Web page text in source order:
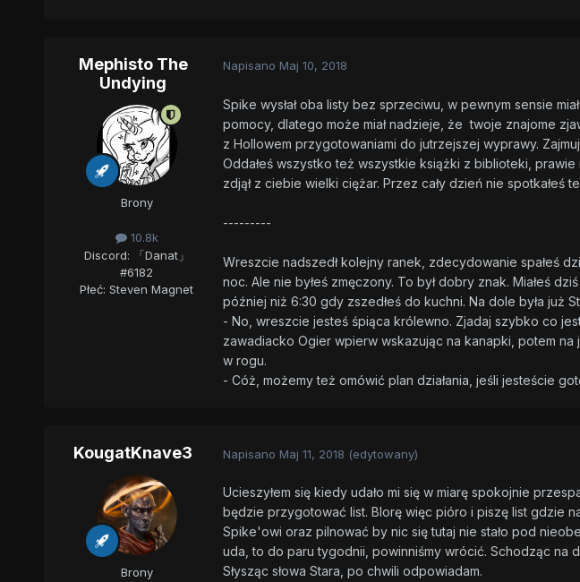
Mephisto The
Undying
Brony
10.8k
Discord: 「Danat」
#6182
Płeć: Steven Magnet
Napisano Maj 10, 2018
Spike wysłał oba listy bez sprzeciwu, w pewnym sensie
pomocy, dlatego może miał nadzieje, że twoje znajome
z Hollowem przygotowaniami do jutrzejszej wyprawy.
Oddałeś wszystko też wszystkie książki z biblioteki,
zdjął z ciebie wielki ciężar. Przez cały dzień nie spotkałeś
---------
Wreszcie nadszedł kolejny ranek, zdecydowanie spałeś
noc. Ale nie byłeś zmęczony. To był dobry znak. Miałeś
później niż 6:30 gdy zszedłeś do kuchni. Na dole była już
- No, wreszcie jesteś śpiąca królewno. Zjadaj szybko co
zawadiacko Ogier wpierw wskazując na kanapki, potem
w rogu.
- Cóż, możemy też omówić plan działania, jeśli jesteście
KougatKnave3
Brony
Napisano Maj 11, 2018 (edytowany)
Ucieszyłem się kiedy udało mi się w miarę spokojnie
będzie przygotować list. BIorę więc pióro i piszę list gdzie
Spike'owi oraz pilnować by nic się tutaj nie stało pod
uda, to do paru tygodnii, powinniśmy wrócić. Schodząc na
Słysząc słowa Stara, po chwili odpowiadam.